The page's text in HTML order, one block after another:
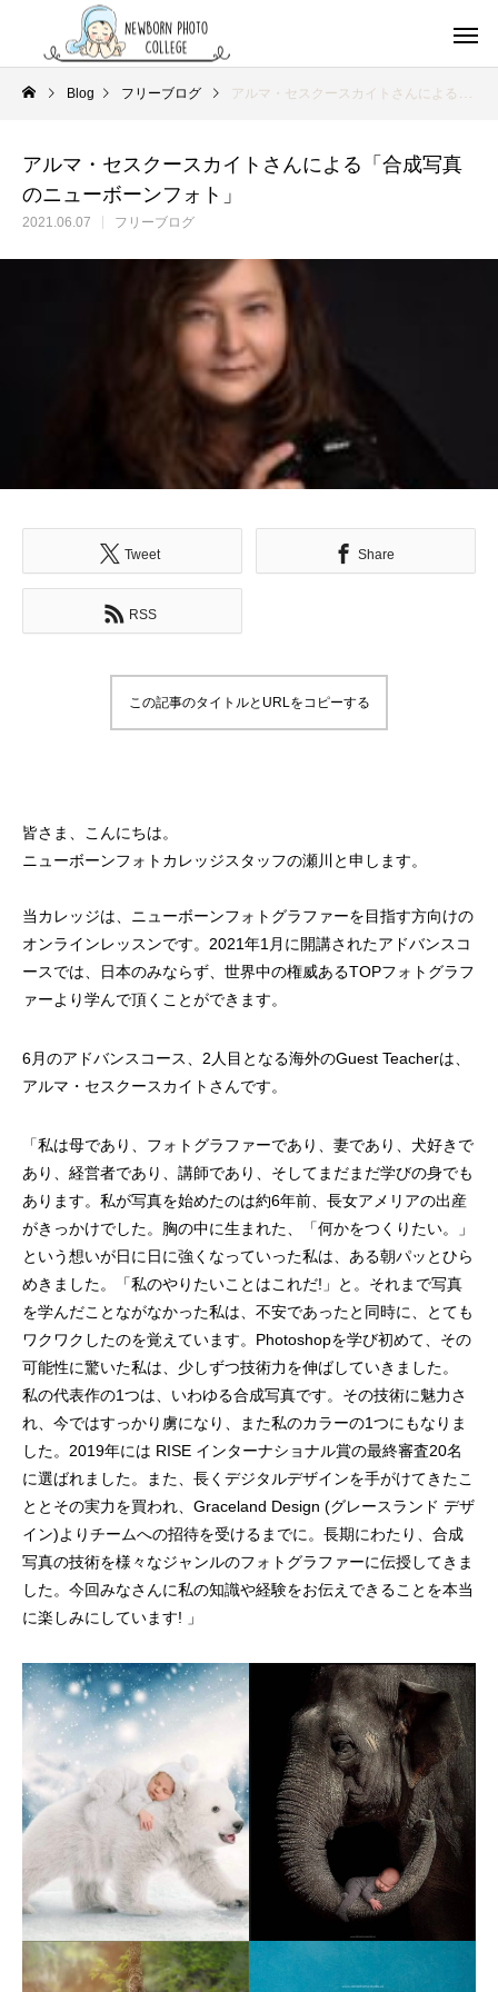
Blog フリーブログ アルマ・セスクースカイトさんによる「合成写真のニューボーンフォト」
アルマ・セスクースカイトさんによる「合成写真
のニューボーンフォト」
2021.06.07 フリーブログ
Tweet Share
RSS
この記事のタイトルとURLをコピーする
皆さま、こんにちは。
ニューボーンフォトカレッジスタッフの瀬川と申します。
当カレッジは、ニューボーンフォトグラファーを目指す方向けの
オンラインレッスンです。2021年1月に開講されたアドバンスコ
ースでは、日本のみならず、世界中の権威あるTOPフォトグラフ
ァーより学んで頂くことができます。
6月のアドバンスコース、2人目となる海外のGuest Teacherは、
アルマ・セスクースカイトさんです。
「私は母であり、フォトグラファーであり、妻であり、犬好きで
あり、経営者であり、講師であり、そしてまだまだ学びの身でも
あります。私が写真を始めたのは約6年前、長女アメリアの出産
がきっかけでした。胸の中に生まれた、「何かをつくりたい。」
という想いが日に日に強くなっていった私は、ある朝パッとひら
めきました。「私のやりたいことはこれだ!」と。それまで写真
を学んだことながなかった私は、不安であったと同時に、とても
ワクワクしたのを覚えています。Photoshopを学び初めて、その
可能性に驚いた私は、少しずつ技術力を伸ばしていきました。
私の代表作の1つは、いわゆる合成写真です。その技術に魅力さ
れ、今ではすっかり虜になり、また私のカラーの1つにもなりま
した。2019年には RISE インターナショナル賞の最終審査20名
に選ばれました。また、長くデジタルデザインを手がけてきたこ
ととその実力を買われ、Graceland Design (グレースランド デザ
イン)よりチームへの招待を受けるまでに。長期にわたり、合成
写真の技術を様々なジャンルのフォトグラファーに伝授してきま
した。今回みなさんに私の知識や経験をお伝えできることを本当
に楽しみにしています! 」